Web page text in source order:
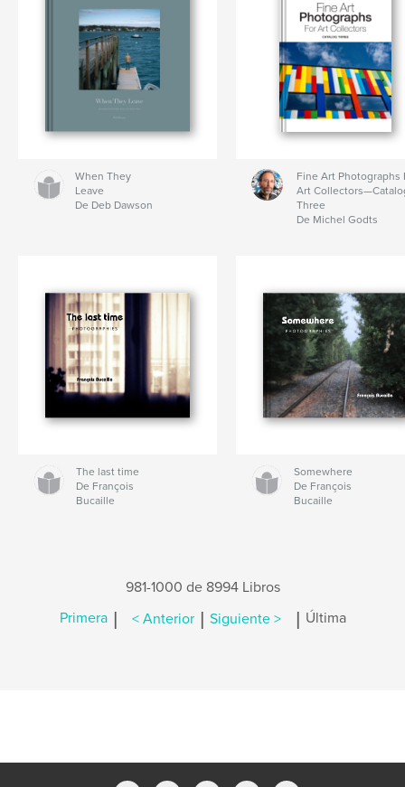
When They
Leave
De Deb Dawson
Fine Art Photographs
Art
Three
De Michel Godts
The last time
De François
Bucaille
Somewhere
De François
Bucaille
981-1000 de 8994 Libros
Primera | < Anterior | Siguiente > | Última